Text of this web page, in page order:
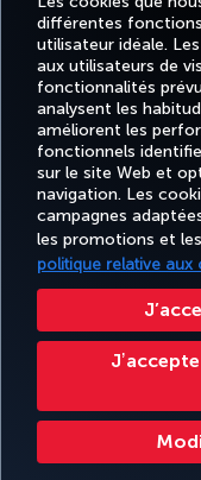
différentes
utilisateur idéale.
aux utilisateurs de
fonctionnalités
analysent les
améliorent les
fonctionnels
sur le site Web et
navigation. Les
campagnes
les promotions et
politique relative aux
MEILLEUR
RÉSERVER
ET GÉRER
EXPÉRIENCE
Confidentialité et
Modifier les paramètres des